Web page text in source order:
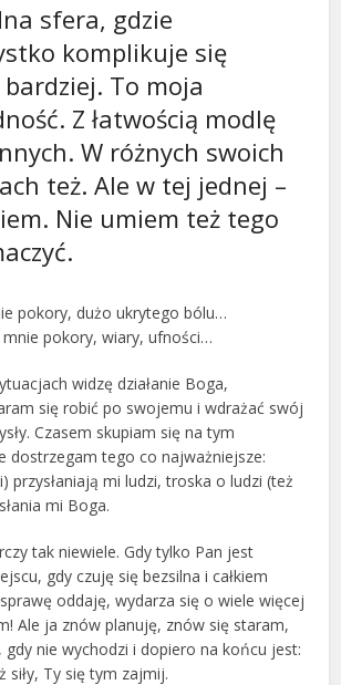
sfera, gdzie
komplikuje się
bardziej. To moja
Z łatwością modlę
W różnych swoich
też. Ale w tej jednej –
Nie umiem też tego
pokory, dużo ukrytego bólu…
mnie pokory, wiary, ufności…
widzę działanie Boga,
się robić po swojemu i wdrażać swój
Czasem skupiam się na tym
dostrzegam tego co najważniejsze:
przysłaniają mi ludzi, troska o ludzi (też
mi Boga.
tak niewiele. Gdy tylko Pan jest
gdy czuję się bezsilna i całkiem
oddaję, wydarza się o wiele więcej
Ale ja znów planuję, znów się staram,
nie wychodzi i dopiero na końcu jest:
siły, Ty się tym zajmij.